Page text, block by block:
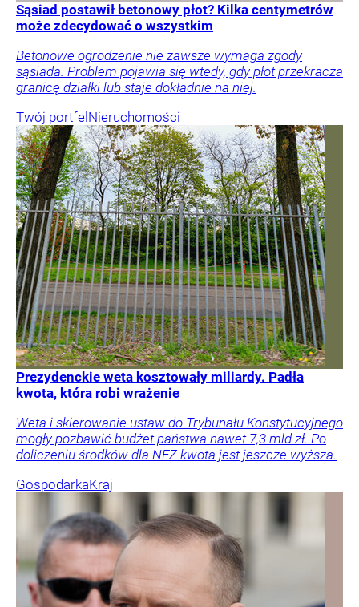
Sąsiad postawił betonowy płot? Kilka centymetrów
może zdecydować o wszystkim
Betonowe ogrodzenie nie zawsze wymaga zgody
sąsiada. Problem pojawia się wtedy, gdy płot przekracza
granicę działki lub staje dokładnie na niej.
Twój portfelNieruchomości
Prezydenckie weta kosztowały miliardy. Padła
kwota, która robi wrażenie
Weta i skierowanie ustaw do Trybunału Konstytucyjnego
mogły pozbawić budżet państwa nawet 7,3 mld zł. Po
doliczeniu środków dla NFZ kwota jest jeszcze wyższa.
GospodarkaKraj